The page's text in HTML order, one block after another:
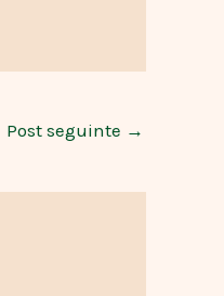
Post seguinte →